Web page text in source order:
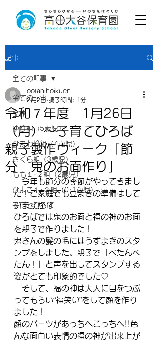
記事
全ての記事
全体
ゆり組（5歳児）
ひまわり組（4歳児）
さくら組（3歳児）
もも１･２組（2歳児）
ひよこ１･２組（0･1歳児）
子育てひろば
全ての記事
令和７年度 1月26日
（月）～子育てひろば
親子製作ウィーク「節
分 鬼のお面作り」
ootanihoikuen
2月2日 読了時間: 1分
今年も節分の季節がやってきまし
た！ご家庭でも豆まきの準備はして
いますか？
ひろばでは鬼のお面と福の神のお面
を親子で作りました！
鬼さんの髪の毛にはうずまきのスタ
ンプをしました。親子で「ぺたんぺ
たん！」と声を出してスタンプする
姿がとても印象的でした♡
そして、福の神は大人に目をつぶ
ってもらい“福笑い”をして顔を作り
ました！
顔のパーツがあっちへこっちへ!!色
んな面白い表情の福の神が出来上が